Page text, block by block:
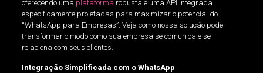
oferecendo uma plataforma robusta e uma API integrada
especificamente projetadas para maximizar o potencial do
“WhatsApp para Empresas”. Veja como nossa solução pode
transformar o modo como sua empresa se comunica e se
relaciona com seus clientes.
Integração Simplificada com o WhatsApp